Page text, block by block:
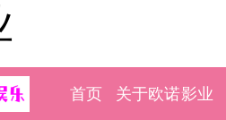
首页 关于欧诺影业